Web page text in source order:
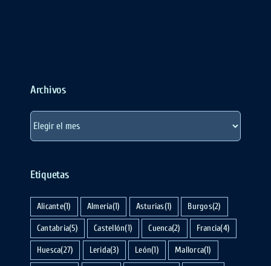
Archivos
Etiquetas
Alicante(1) Almería(1) Asturias(1) Burgos(2)
Cantabria(5) Castellón(1) Cuenca(2) Francia(4)
Huesca(27) Lerida(3) León(1) Mallorca(1)